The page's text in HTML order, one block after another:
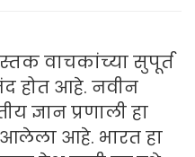
वाचकांच्या सुपूर्त
होत आहे. नवीन
ज्ञान प्रणाली हा
आलेला आहे. भारत हा